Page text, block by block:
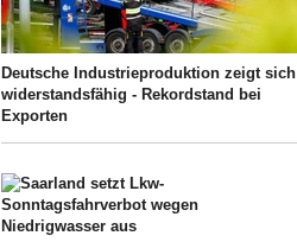
Deutsche Industrieproduktion zeigt sich
widerstandsfähig - Rekordstand bei
Exporten